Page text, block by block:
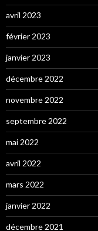
avril 2023
février 2023
janvier 2023
décembre 2022
novembre 2022
septembre 2022
mai 2022
avril 2022
mars 2022
janvier 2022
décembre 2021